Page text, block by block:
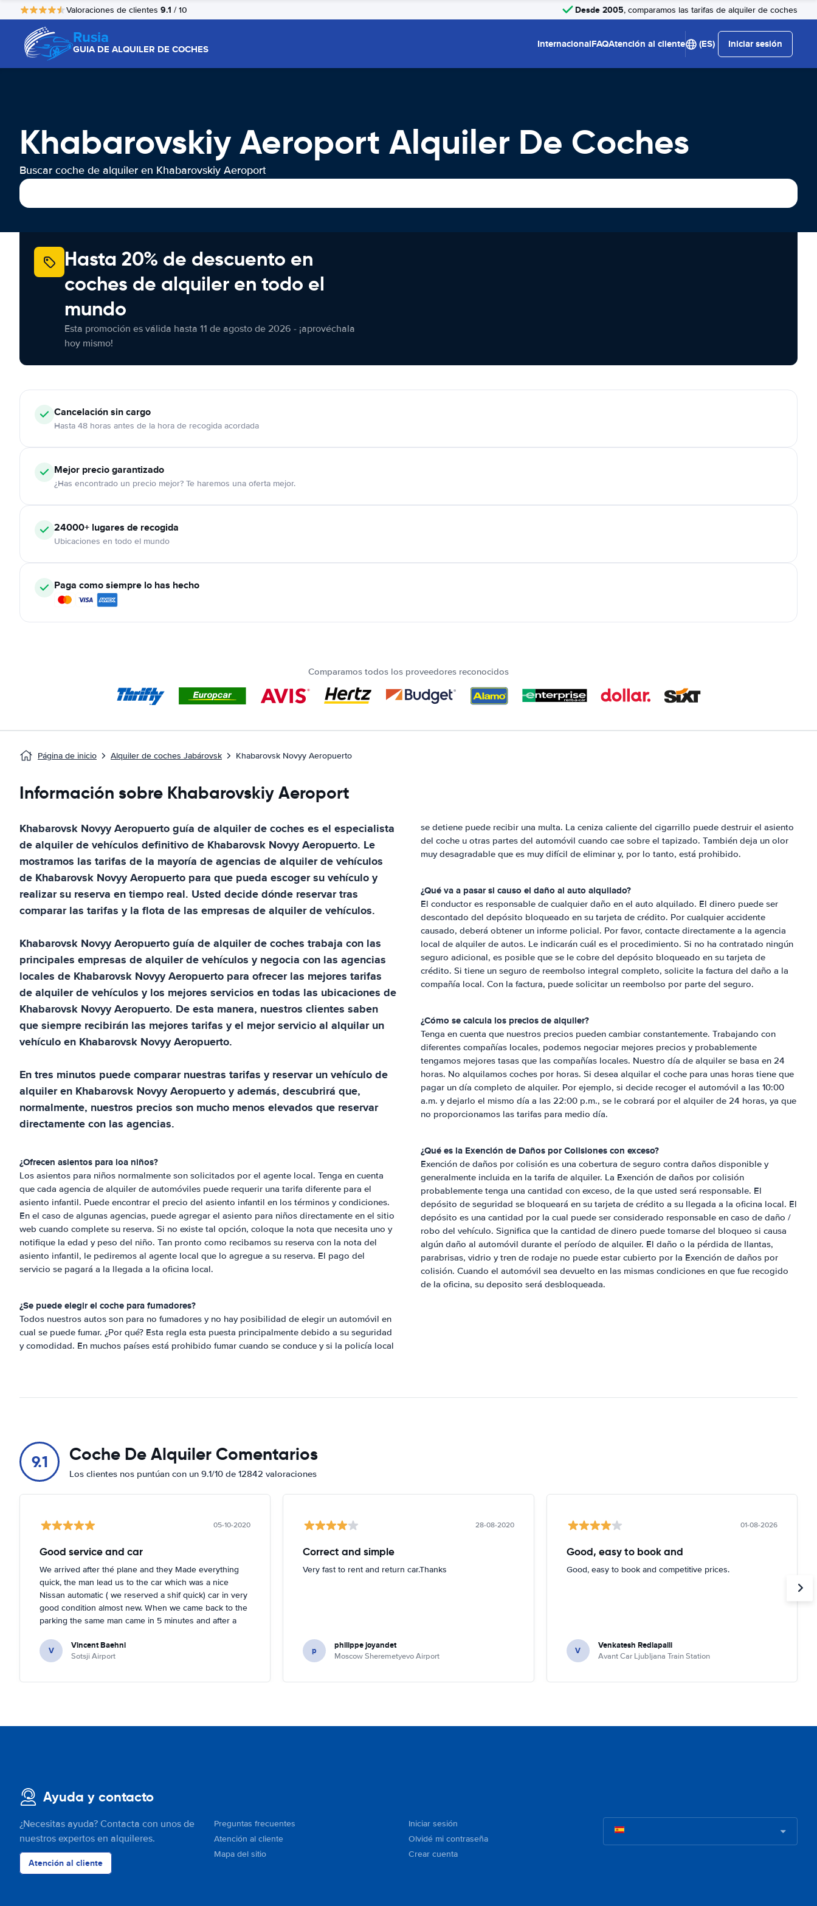
Valoraciones de clientes 9.1 / 10 Desde 2005, comparamos las tarifas de alquiler de coches
Rusia
GUIA DE ALQUILER DE COCHES InternacionalFAQAtención al cliente (ES) Iniciar sesión
Khabarovskiy Aeroport Alquiler De Coches
Buscar coche de alquiler en Khabarovskiy Aeroport
Hasta 20% de descuento en
coches de alquiler en todo el
mundo
Esta promoción es válida hasta 11 de agosto de 2026 - ¡aprovéchala
hoy mismo!
Cancelaciónsin cargo
Hasta 48 horas antes de la hora de recogida acordada
Mejor precio garantizado
¿Has encontrado un precio mejor? Te haremos una oferta mejor.
24000+ lugares de recogida
Ubicaciones en todo el mundo
Paga como siempre lo has hecho
Comparamos todos los proveedores reconocidos
Página de inicio Alquiler de coches Jabárovsk Khabarovsk Novyy Aeropuerto
Información sobre Khabarovskiy Aeroport
Khabarovsk Novyy Aeropuertoguía de alquiler de coches es el especialista
de alquiler de vehículos definitivo de Khabarovsk Novyy Aeropuerto. Le
mostramos las tarifas de la mayoría de agencias de alquiler de vehículos
de Khabarovsk Novyy Aeropuerto para que pueda escoger su vehículo y
realizar su reserva en tiempo real. Usted decide dónde reservar tras
comparar las tarifas y la flota de las empresas de alquiler de vehículos.
Khabarovsk Novyy Aeropuertoguía de alquiler de coches trabaja con las
principales empresas de alquiler de vehículos y negocia con las agencias
locales de Khabarovsk Novyy Aeropuerto para ofrecer las mejores tarifas
de alquiler de vehículos y los mejores servicios en todas las ubicaciones de
Khabarovsk Novyy Aeropuerto. De esta manera, nuestros clientes saben
que siempre recibirán las mejores tarifas y el mejor servicio al alquilar un
vehículo en Khabarovsk Novyy Aeropuerto.
En tres minutos puede comparar nuestras tarifas y reservar un vehículo de
alquiler en Khabarovsk Novyy Aeropuertoy además, descubrirá que,
normalmente, nuestros precios son mucho menos elevados que reservar
directamente con las agencias.
¿Ofrecen asientos para loa niños?
Los asientos para niños normalmente son solicitados por el agente local. Tenga en cuenta
que cada agencia de alquiler de automóviles puede requerir una tarifa diferente para el
asiento infantil. Puede encontrar el precio del asiento infantil en los términos y condiciones.
En el caso de algunas agencias, puede agregar el asiento para niños directamente en el sitio
web cuando complete su reserva. Si no existe tal opción, coloque la nota que necesita uno y
notifique la edad y peso del niño. Tan pronto como recibamos su reserva con la nota del
asiento infantil, le pediremos al agente local que lo agregue a su reserva. El pago del
servicio se pagará a la llegada a la oficina local.
¿Se puede elegir el coche para fumadores?
Todos nuestros autos son para no fumadores y no hay posibilidad de elegir un automóvil en
cual se puede fumar. ¿Por qué? Esta regla esta puesta principalmente debido a su seguridad
y comodidad. En muchos países está prohibido fumar cuando se conduce y si la policía local
se detiene puede recibir una multa. La ceniza caliente del cigarrillo puede destruir el asiento
del coche u otras partes del automóvil cuando cae sobre el tapizado. También deja un olor
muy desagradable que es muy difícil de eliminar y, por lo tanto, está prohibido.
¿Qué va a pasar si causo el daño al auto alquilado?
El conductor es responsable de cualquier daño en el auto alquilado. El dinero puede ser
descontado del depósito bloqueado en su tarjeta de crédito. Por cualquier accidente
causado, deberá obtener un informe policial. Por favor, contacte directamente a la agencia
local de alquiler de autos. Le indicarán cuál es el procedimiento. Si no ha contratado ningún
seguro adicional, es posible que se le cobre del depósito bloqueado en su tarjeta de
crédito. Si tiene un seguro de reembolso integral completo, solicite la factura del daño a la
compañía local. Con la factura, puede solicitar un reembolso por parte del seguro.
¿Cómo se calcula los precios de alquiler?
Tenga en cuenta que nuestros precios pueden cambiar constantemente. Trabajando con
diferentes compañías locales, podemos negociar mejores precios y probablemente
tengamos mejores tasas que las compañías locales. Nuestro día de alquiler se basa en 24
horas. No alquilamos coches por horas. Si desea alquilar el coche para unas horas tiene que
pagar un día completo de alquiler. Por ejemplo, si decide recoger el automóvil a las 10:00
a.m. y dejarlo el mismo día a las 22:00 p.m., se le cobrará por el alquiler de 24 horas, ya que
no proporcionamos las tarifas para medio día.
¿Qué es la Exención de Daños por Colisiones con exceso?
Exención de daños por colisión es una cobertura de seguro contra daños disponible y
generalmente incluida en la tarifa de alquiler. La Exención de daños por colisión
probablemente tenga una cantidad con exceso, de la que usted será responsable. El
depósito de seguridad se bloqueará en su tarjeta de crédito a su llegada a la oficina local. El
depósito es una cantidad por la cual puede ser considerado responsable en caso de daño /
robo del vehículo. Significa que la cantidad de dinero puede tomarse del bloqueo si causa
algún daño al automóvil durante el período de alquiler. El daño o la pérdida de llantas,
parabrisas, vidrio y tren de rodaje no puede estar cubierto por la Exención de daños por
colisión. Cuando el automóvil sea devuelto en las mismas condiciones en que fue recogido
de la oficina, su deposito será desbloqueada.
9.1 Coche De Alquiler Comentarios
Los clientes nos puntúan con un 9.1/10 de 12842 valoraciones
05-10-2020
Good service and car
We arrived after thé plane and they Made everything
quick, the man lead us to the car which was a nice
Nissan automatic ( we reserved a shif quick) car in very
good condition almost new. When we came back to the
parking the same man came in 5 minutes and after a
recommand this company.
V Vincent Baehni
Sotsji Airport
28-08-2020
Correct and simple
Very fast to rent and return car.Thanks
p philippe joyandet
Moscow Sheremetyevo Airport
01-08-2026
Good, easy to book and
Good, easy to book and competitive prices.
V Venkatesh Redlapalli
Avant Car Ljubljana Train Station
Ayuda y contacto
¿Necesitas ayuda? Contacta con unos de
nuestros expertos en alquileres.
Atención al cliente
Preguntas frecuentes
Atención al cliente
Mapa del sitio
Iniciar sesión
Olvidé mi contraseña
Crear cuenta